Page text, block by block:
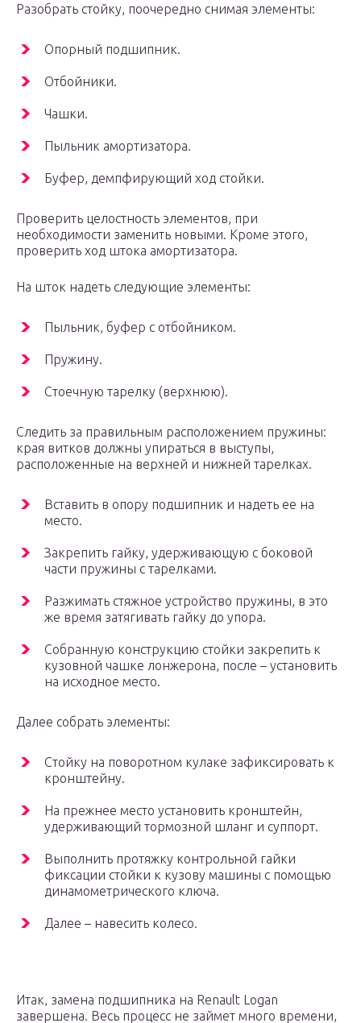
Разобрать стойку, поочередно снимая элементы:
Опорный подшипник.
Отбойники.
Чашки.
Пыльник амортизатора.
Буфер, демпфирующий ход стойки.
Проверить целостность элементов, при
необходимости заменить новыми. Кроме этого,
проверить ход штока амортизатора.
На шток надеть следующие элементы:
Пыльник, буфер с отбойником.
Пружину.
Стоечную тарелку (верхнюю).
Следить за правильным расположением пружины:
края витков должны упираться в выступы,
расположенные на верхней и нижней тарелках.
Вставить в опору подшипник и надеть ее на
место.
Закрепить гайку, удерживающую с боковой
части пружины с тарелками.
Разжимать стяжное устройство пружины, в это
же время затягивать гайку до упора.
Собранную конструкцию стойки закрепить к
кузовной чашке лонжерона, после – установить
на исходное место.
Далее собрать элементы:
Стойку на поворотном кулаке зафиксировать к
кронштейну.
На прежнее место установить кронштейн,
удерживающий тормозной шланг и суппорт.
Выполнить протяжку контрольной гайки
фиксации стойки к кузову машины с помощью
динамометрического ключа.
Далее – навесить колесо.
Итак, замена подшипника на Renault Logan
завершена. Весь процесс не займет много времени,